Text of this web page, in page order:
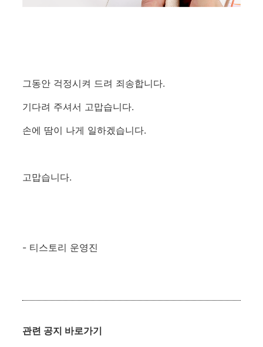
그동안 걱정시켜 드려 죄송합니다.
기다려 주셔서 고맙습니다.
손에 땀이 나게 일하겠습니다.
고맙습니다.
- 티스토리 운영진
관련 공지 바로가기